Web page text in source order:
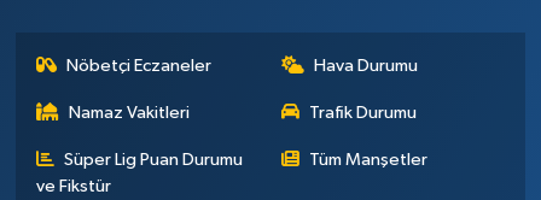
Nöbetçi Eczaneler Hava Durumu
Namaz Vakitleri Trafik Durumu
Süper Lig Puan Durumu
ve Fikstür
Tüm Manşetler